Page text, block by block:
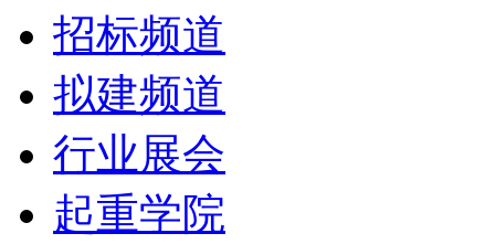
招标频道
拟建频道
行业展会
起重学院